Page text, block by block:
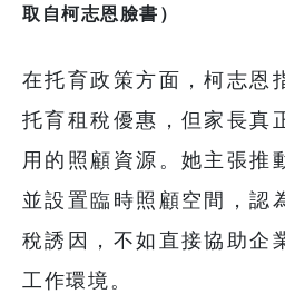
取自柯志恩臉書）
在托育政策方面，柯志恩
托育租稅優惠，但家長真
用的照顧資源。她主張推
並設置臨時照顧空間，認
稅誘因，不如直接協助企
工作環境。